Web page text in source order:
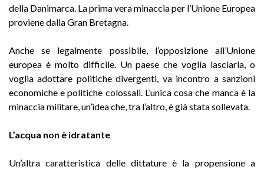
della Danimarca. La prima vera minaccia per l’Unione Europea
proviene dalla Gran Bretagna.
Anche se legalmente possibile, l’opposizione all’Unione
europea è molto difficile. Un paese che voglia lasciarla, o
voglia adottare politiche divergenti, va incontro a sanzioni
economiche e politiche colossali. L’unica cosa che manca è la
minaccia militare, un’idea che, tra l’altro, è già stata sollevata.
L’acqua non è idratante
Un’altra caratteristica delle dittature è la propensione a